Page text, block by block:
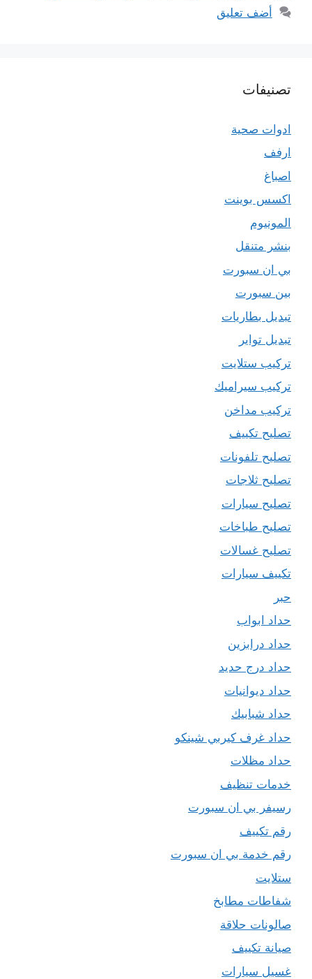
أضف تعليق
تصنيفات
ادوات صحية
ارفف
اصباغ
اكسس بوينت
المونيوم
بنشر متنقل
بي ان سبورت
بين سبورت
تبديل بطاريات
تبديل تواير
تركيب ستلايت
تركيب سيراميك
تركيب مداخن
تصليح تكييف
تصليح تلفونات
تصليح ثلاجات
تصليح سيارات
تصليح طباخات
تصليح غسالات
تكييف سيارات
حبر
حداد ابواب
حداد درابزين
حداد درج حديد
حداد ديوانيات
حداد شبابيك
حداد غرف كيربي شينكو
حداد مظلات
خدمات تنظيف
رسيفر بي ان سبورت
رقم تكييف
رقم خدمة بي ان سبورت
ستلايت
شفاطات مطابخ
صالونات حلاقة
صيانة تكييف
غسيل سيارات